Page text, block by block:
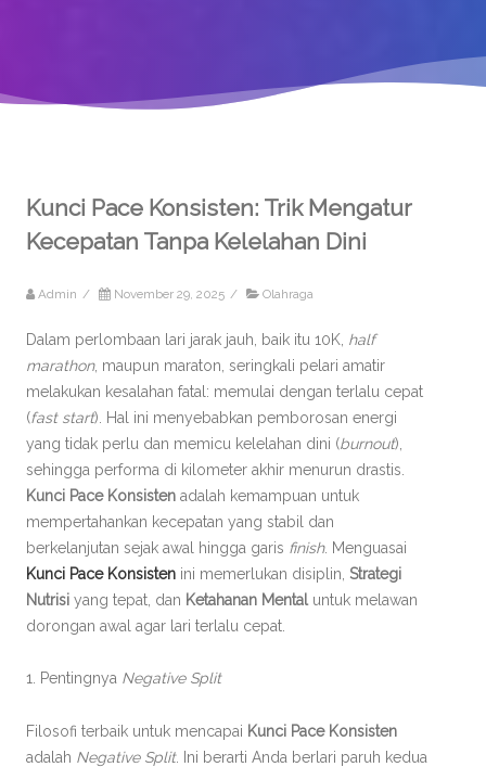
Kunci Pace Konsisten: Trik Mengatur
Kecepatan Tanpa Kelelahan Dini
Admin / November 29, 2025 / Olahraga
Dalam perlombaan lari jarak jauh, baik itu 10K, half
marathon, maupun maraton, seringkali pelari amatir
melakukan kesalahan fatal: memulai dengan terlalu cepat
(fast start). Hal ini menyebabkan pemborosan energi
yang tidak perlu dan memicu kelelahan dini (burnout),
sehingga performa di kilometer akhir menurun drastis.
Kunci Pace Konsisten adalah kemampuan untuk
mempertahankan kecepatan yang stabil dan
berkelanjutan sejak awal hingga garis finish. Menguasai
Kunci Pace Konsisten ini memerlukan disiplin, Strategi
Nutrisi yang tepat, dan Ketahanan Mental untuk melawan
dorongan awal agar lari terlalu cepat.
1. Pentingnya Negative Split
Filosofi terbaik untuk mencapai Kunci Pace Konsisten
adalah Negative Split. Ini berarti Anda berlari paruh kedua